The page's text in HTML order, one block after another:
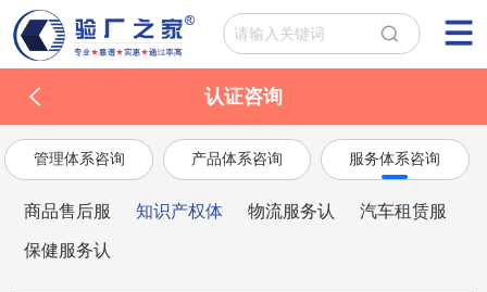
认证咨询
管理体系咨询 产品体系咨询 服务体系咨询
商品售后服
务咨询
知识产权体
物流服务认
汽车租赁服
保健服务认